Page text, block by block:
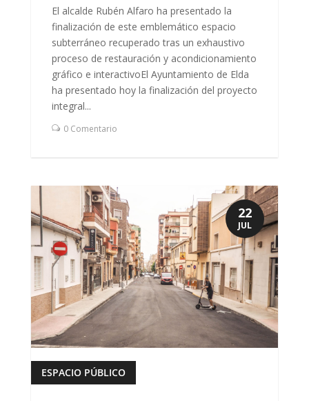
El alcalde Rubén Alfaro ha presentado la
finalización de este emblemático espacio
subterráneo recuperado tras un exhaustivo
proceso de restauración y acondicionamiento
gráfico e interactivoEl Ayuntamiento de Elda
ha presentado hoy la finalización del proyecto
integral...
0 Comentario
leer más
ESPACIO PÚBLICO
22
JUL